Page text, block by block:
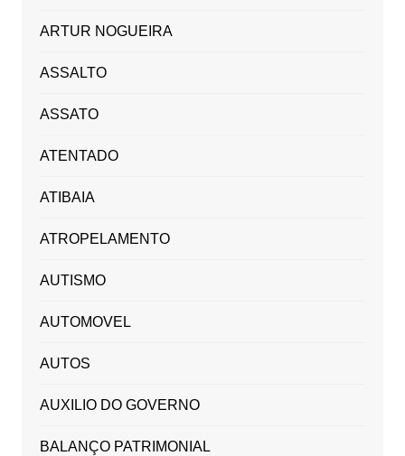
ARTUR NOGUEIRA
ASSALTO
ASSATO
ATENTADO
ATIBAIA
ATROPELAMENTO
AUTISMO
AUTOMOVEL
AUTOS
AUXILIO DO GOVERNO
BALANÇO PATRIMONIAL